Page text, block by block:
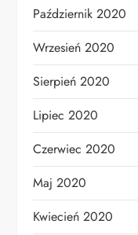
Październik 2020
Wrzesień 2020
Sierpień 2020
Lipiec 2020
Czerwiec 2020
Maj 2020
Kwiecień 2020